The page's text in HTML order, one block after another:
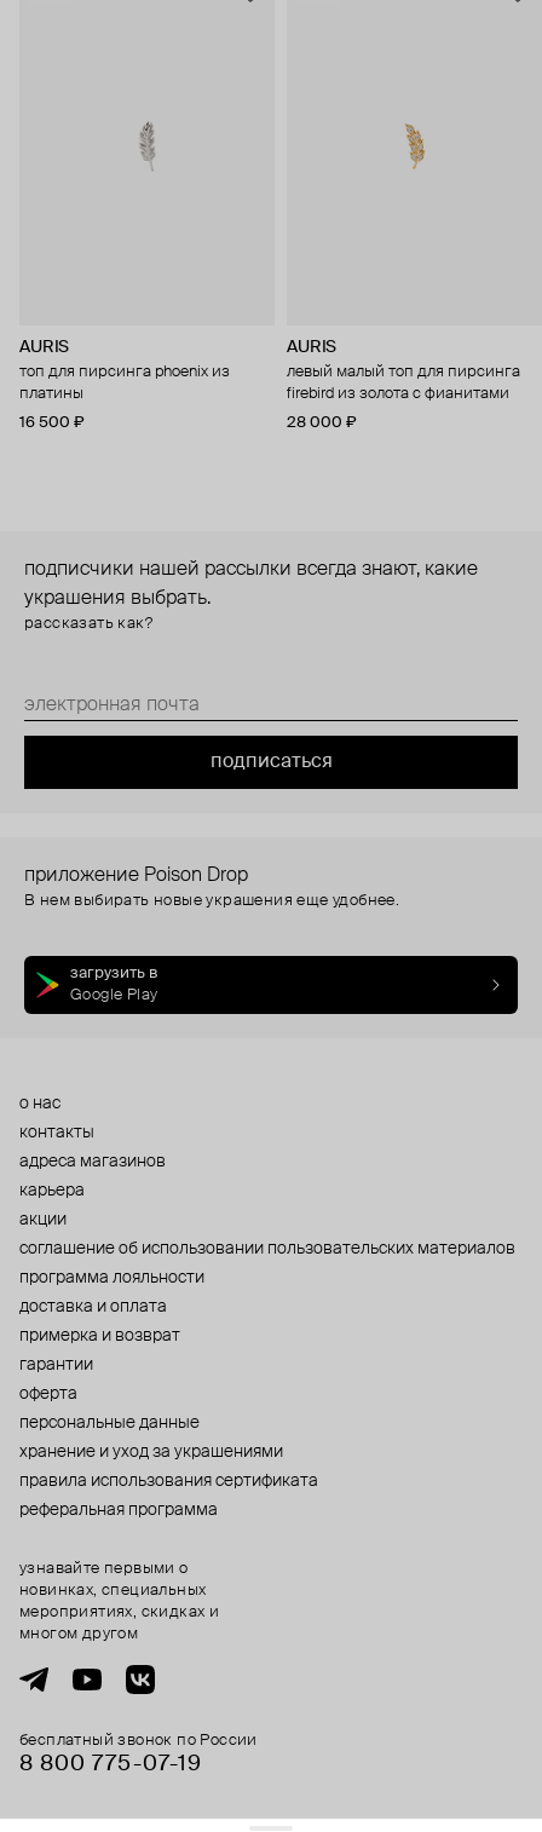
AURIS
топ для пирсинга phoenix из
платины
16 500 ₽
AURIS
левый малый топ для пирсинга
firebird из золота с фианитами
28 000 ₽
подписчики нашей рассылки всегда знают, какие
украшения выбрать.
рассказать как?
подписаться
приложение Poison Drop
В нем выбирать новые украшения еще удобнее.
загрузить в
Google Play
о нас
контакты
адреса магазинов
карьера
акции
cоглашение об использовании пользовательских материалов
программа лояльности
доставка и оплата
примерка и возврат
гарантии
оферта
персональные данные
хранение и уход за украшениями
правила использования сертификата
реферальная программа
бесплатный звонок по России
8 800 775⁠-07⁠-19
узнавайте первыми о
новинках, специальных
мероприятиях, скидках и
многом другом